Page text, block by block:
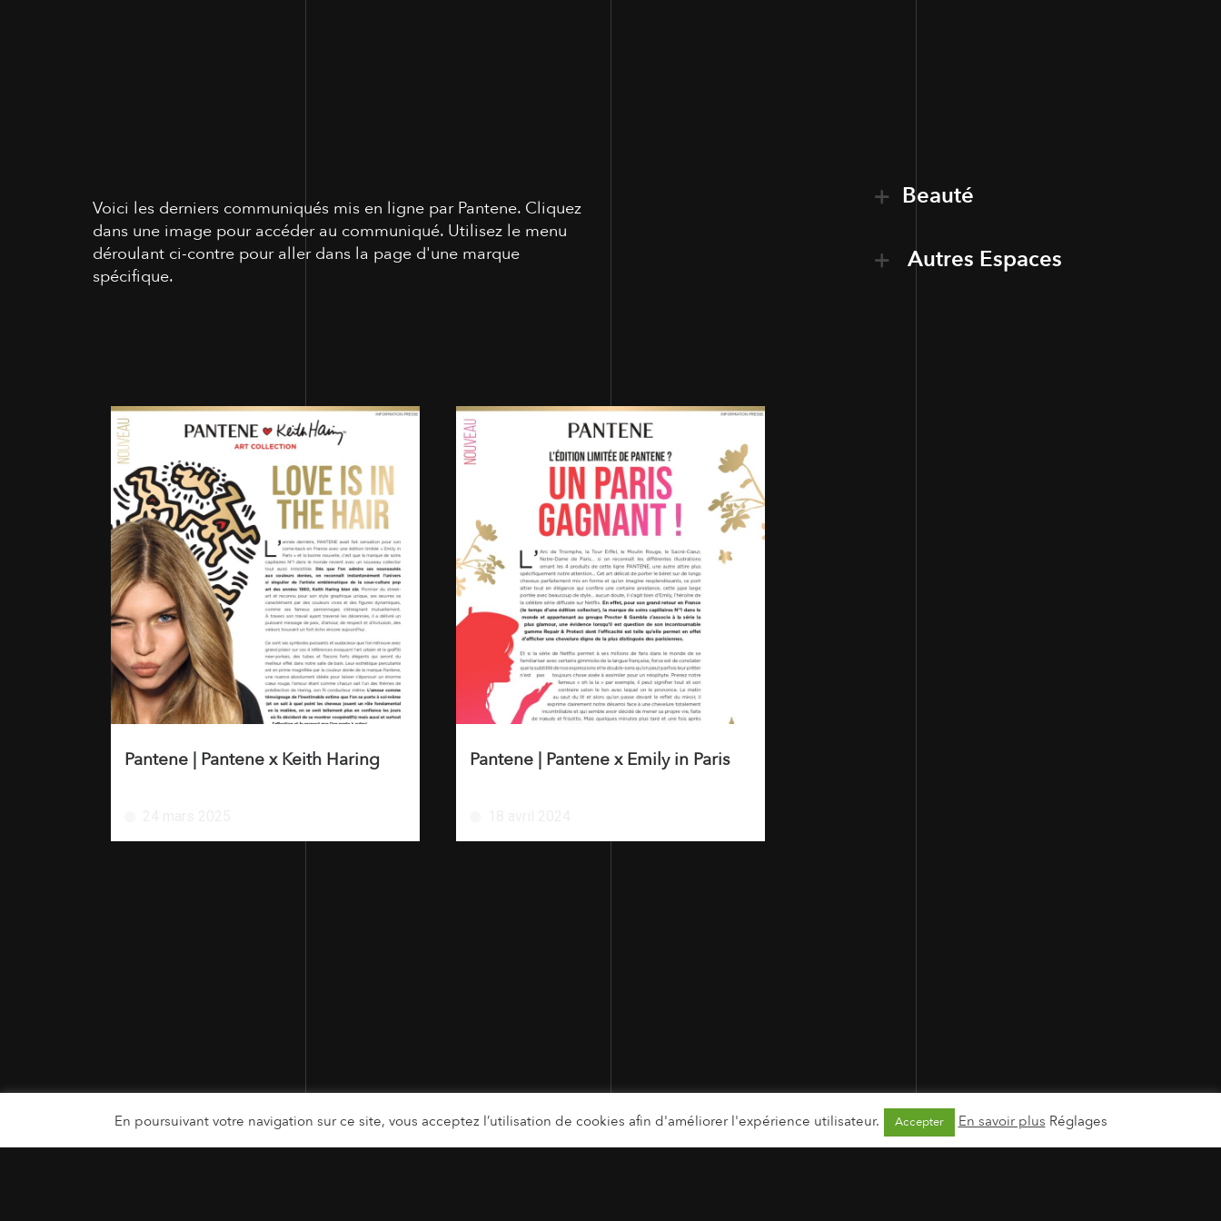
Beauté
Autres Espaces
Voici les derniers communiqués mis en ligne par Pantene. Cliquez
dans une image pour accéder au communiqué. Utilisez le menu
déroulant ci-contre pour aller dans la page d'une marque
spécifique.
Pantene | Pantene x Keith Haring Pantene | Pantene x Emily in Paris
En poursuivant votre navigation sur ce site, vous acceptez l’utilisation de cookies afin d'améliorer l'expérience utilisateur. Accepter En savoir plus Réglages